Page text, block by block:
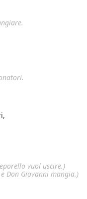
vuol uscire.)
Don Giovanni mangia.)